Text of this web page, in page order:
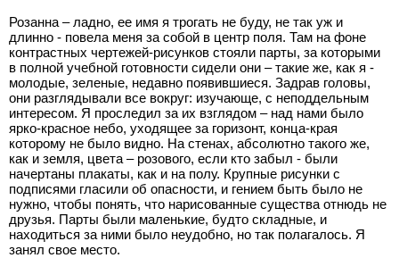
Розанна – ладно, ее имя я трогать не буду, не так уж и
длинно - повела меня за собой в центр поля. Там на фоне
контрастных чертежей-рисунков стояли парты, за которыми
в полной учебной готовности сидели они – такие же, как я -
молодые, зеленые, недавно появившиеся. Задрав головы,
они разглядывали все вокруг: изучающе, с неподдельным
интересом. Я проследил за их взглядом – над нами было
ярко-красное небо, уходящее за горизонт, конца-края
которому не было видно. На стенах, абсолютно такого же,
как и земля, цвета – розового, если кто забыл - были
начертаны плакаты, как и на полу. Крупные рисунки с
подписями гласили об опасности, и гением быть было не
нужно, чтобы понять, что нарисованные существа отнюдь не
друзья. Парты были маленькие, будто складные, и
находиться за ними было неудобно, но так полагалось. Я
занял свое место.